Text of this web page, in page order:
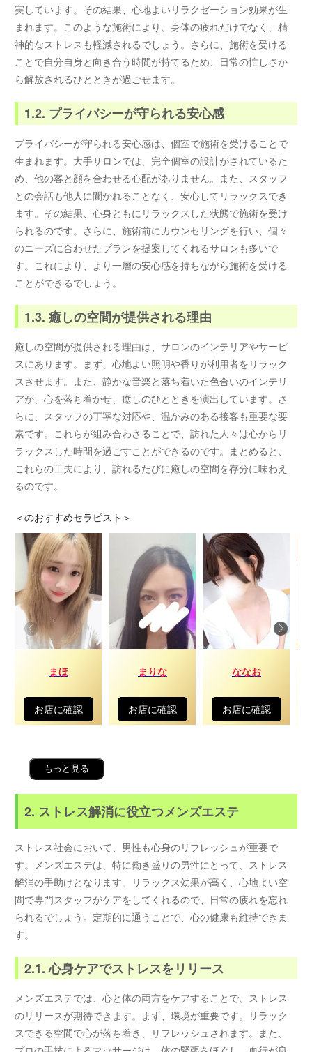
実しています。その結果、心地よいリラクゼーション効果が生
まれます。このような施術により、身体の疲れだけでなく、精
神的なストレスも軽減されるでしょう。さらに、施術を受ける
ことで自分自身と向き合う時間が持てるため、日常の忙しさか
ら解放されるひとときが過ごせます。
1.2. プライバシーが守られる安心感
プライバシーが守られる安心感は、個室で施術を受けることで
生まれます。大手サロンでは、完全個室の設計がされているた
め、他の客と顔を合わせる心配がありません。また、スタッフ
との会話も他人に聞かれることなく、安心してリラックスでき
ます。その結果、心身ともにリラックスした状態で施術を受け
られるのです。さらに、施術前にカウンセリングを行い、個々
のニーズに合わせたプランを提案してくれるサロンも多いで
す。これにより、より一層の安心感を持ちながら施術を受ける
ことができるでしょう。
1.3. 癒しの空間が提供される理由
癒しの空間が提供される理由は、サロンのインテリアやサービ
スにあります。まず、心地よい照明や香りが利用者をリラック
スさせます。また、静かな音楽と落ち着いた色合いのインテリ
アが、心を落ち着かせ、癒しのひとときを演出しています。さ
らに、スタッフの丁寧な対応や、温かみのある接客も重要な要
素です。これらが組み合わさることで、訪れた人々は心からリ
ラックスした時間を過ごすことができるのです。まとめると、
これらの工夫により、訪れるたびに癒しの空間を存分に味わえ
るのです。
＜のおすすめセラピスト＞
まほ
お店に確認
まりな
お店に確認
ななお
お店に確認
もっと見る
2. ストレス解消に役立つメンズエステ
ストレス社会において、男性も心身のリフレッシュが重要で
す。メンズエステは、特に働き盛りの男性にとって、ストレス
解消の手助けとなります。リラックス効果が高く、心地よい空
間で専門スタッフがケアをしてくれるので、日常の疲れを忘れ
られるでしょう。定期的に通うことで、心の健康も維持できま
す。
2.1. 心身ケアでストレスをリリース
メンズエステでは、心と体の両方をケアすることで、ストレス
のリリースが期待できます。まず、環境が重要です。リラック
スできる空間で心が落ち着き、リフレッシュされます。また、